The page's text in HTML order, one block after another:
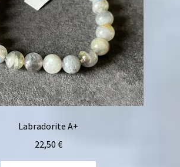
Labradorite A+
22,50 €